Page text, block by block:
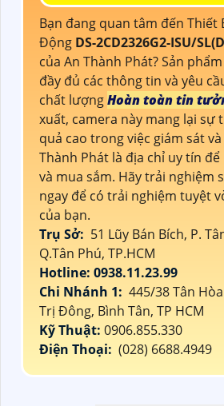
Bạn đang quan tâm đến Thiết
Động DS-2CD2326G2-ISU/
của An Thành Phát? Sản
đầy đủ các thông tin và yêu
chất lượngHoàn toàn tin
xuất, camera này mang lại sự
quả cao trong việc giám sát
Thành Phát là địa chỉ uy tín
và mua sắm. Hãy trải nghiệm
ngay để có trải nghiệm tuyệt
của bạn.
Trụ Sở: 51 Lũy Bán Bích, P.
Q.Tân Phú, TP.HCM
Hotline: 0938.11.23.99
Chi Nhánh 1: 445/38 Tân
Trị Đông, Bình Tân, TP HCM
Kỹ Thuật: 0906.855.330
Điện Thoại: (028) 6688.4949